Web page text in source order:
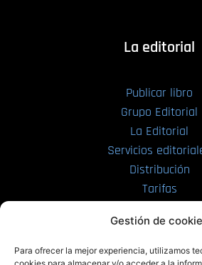
Gestión de
Para ofrecer la mejor experiencia, utilizamos
La editorial
Publicar libro
Grupo Editorial
La Editorial
Servicios
Distribución
Tarifas